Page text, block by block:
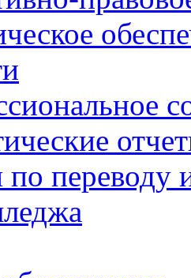
переводу